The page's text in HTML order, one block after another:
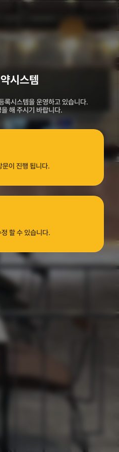
시스템
록시스템을 운영하고 있습니다.
해 주시기 바랍니다.
문이 진행 됩니다.
할 수 있습니다.